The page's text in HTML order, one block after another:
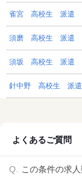
雀宮 高校生 派遣
須磨 高校生 派遣
須坂 高校生 派遣
針中野 高校生 派遣
よくあるご質問
この条件の求